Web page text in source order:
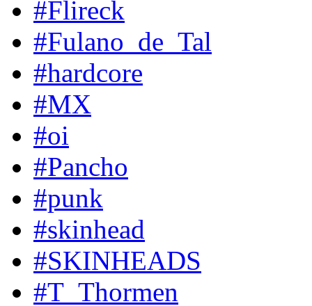
#Flireck
#Fulano_de_Tal
#hardcore
#MX
#oi
#Pancho
#punk
#skinhead
#SKINHEADS
#T_Thormen